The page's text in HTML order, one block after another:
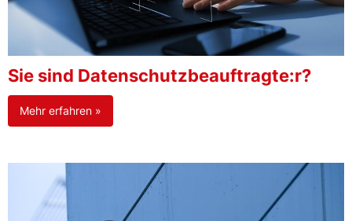
Sie sind Datenschutzbeauftragte:r?
Mehr erfahren »